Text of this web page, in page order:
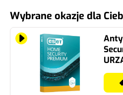
Wybrane okazje dla